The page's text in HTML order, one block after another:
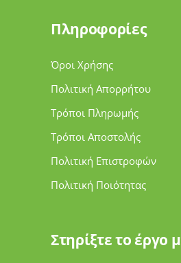
Πληροφορίες
Όροι Χρήσης
Πολιτική Απορρήτου
Τρόποι Πληρωμής
Τρόποι Αποστολής
Πολιτική Επιστροφών
Πολιτική Ποιότητας
Στηρίξτε το έργο